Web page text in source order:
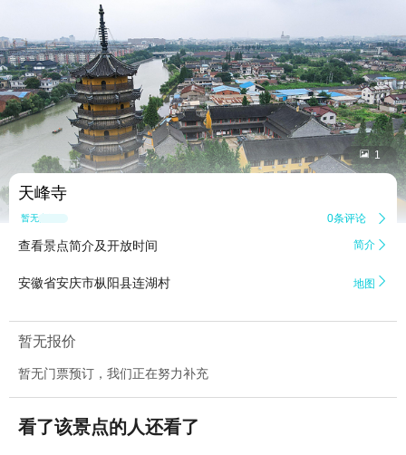
 1
天峰寺
暂无点评 0条评论 
查看景点简介及开放时间 简介 
安徽省安庆市枞阳县连湖村 地图 
暂无报价
暂无门票预订，我们正在努力补充
看了该景点的人还看了